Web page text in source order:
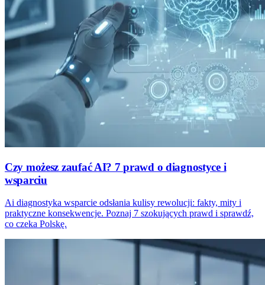
Czy możesz zaufać AI? 7 prawd o diagnostyce i
wsparciu
Ai diagnostyka wsparcie odsłania kulisy rewolucji: fakty, mity i
praktyczne konsekwencje. Poznaj 7 szokujących prawd i sprawdź,
co czeka Polskę.